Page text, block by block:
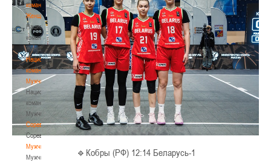
команда.
Женщины
Национальная
команда.
Женщины
Национальная
команда.
Мужчины
Национальная
команда.
Мужчины
Соревнования
Соревнования
Мужчины
Мужчины
🔹Кобры (РФ) 12:14 Беларусь-1